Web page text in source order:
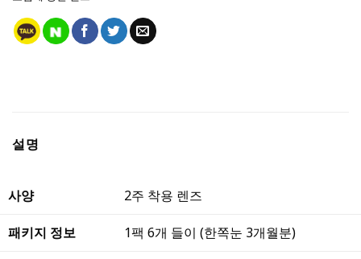
설명
사양 2주 착용 렌즈
패키지 정보 1팩 6개 들이 (한쪽눈 3개월분)